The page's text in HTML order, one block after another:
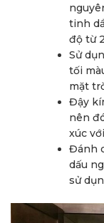
tinh
độ từ
Sử
tối
mặt
Đậy
nên
xúc
Đánh
dấu
sử